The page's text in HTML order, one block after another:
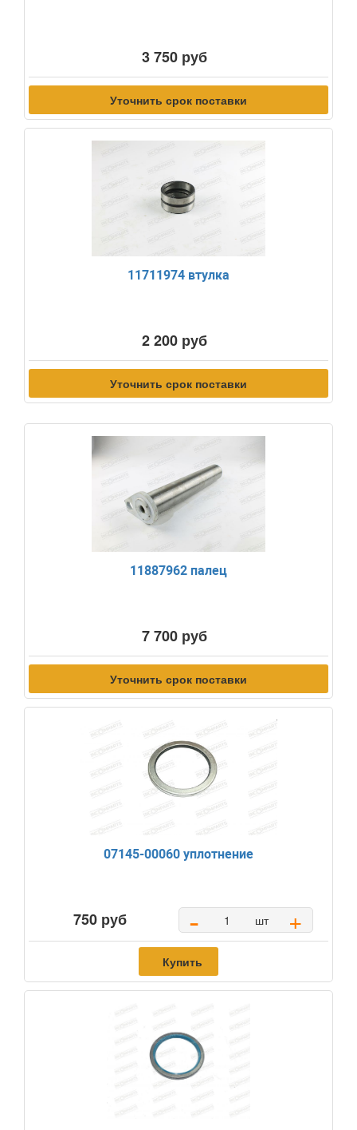
3 750 руб
Уточнить срок поставки
11711974 втулка
2 200 руб
Уточнить срок поставки
11887962 палец
7 700 руб
Уточнить срок поставки
07145-00060 уплотнение
750 руб - шт +
Купить